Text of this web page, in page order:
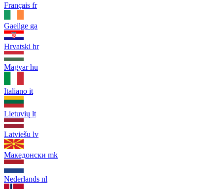
Français fr
Gaeilge ga
Hrvatski hr
Magyar hu
Italiano it
Lietuvių lt
Latviešu lv
Македонски mk
Nederlands nl